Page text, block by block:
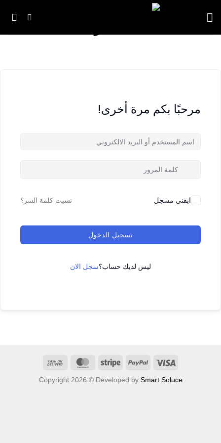
مرحبًا بكم مرة أخرى!
ابقني مسجل نسيت كلمة السر؟
تسجيل الدخول
ليس لديك حساب؟سجل الان
Visa
PayPal
Stripe
MasterCard
Delivery
Copyright 2026 © Developed by Smart Soluce